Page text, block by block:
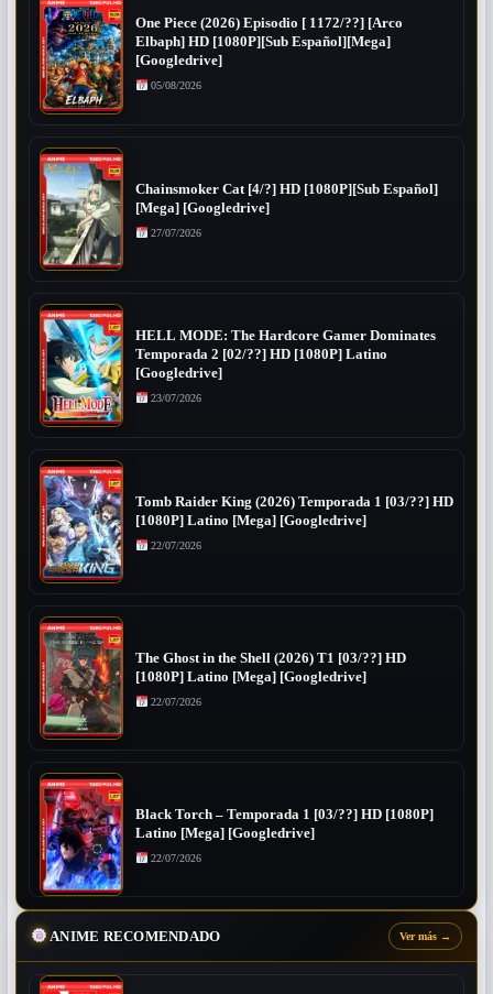
One Piece (2026) Episodio [ 1172/??] [Arco
Elbaph] HD [1080P][Sub Español][Mega]
[Googledrive]
05/08/2026
Chainsmoker Cat [4/?] HD [1080P][Sub Español]
[Mega] [Googledrive]
27/07/2026
HELL MODE: The Hardcore Gamer Dominates
Temporada 2 [02/??] HD [1080P] Latino
[Googledrive]
23/07/2026
Tomb Raider King (2026) Temporada 1 [03/??] HD
[1080P] Latino [Mega] [Googledrive]
22/07/2026
The Ghost in the Shell (2026) T1 [03/??] HD
[1080P] Latino [Mega] [Googledrive]
22/07/2026
Black Torch – Temporada 1 [03/??] HD [1080P]
Latino [Mega] [Googledrive]
22/07/2026
ANIME RECOMENDADO Ver más →